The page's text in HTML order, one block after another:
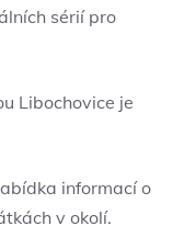
sérií pro
Libochovice je
informací o
v okolí.